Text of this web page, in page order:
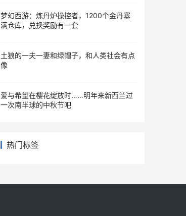
梦幻西游：炼丹炉操控者，1200个金丹塞
满仓库，兑换奖励有一套
土狼的一夫一妻和绿帽子，和人类社会有点
像
爱与希望在樱花绽放时……明年来新西兰过
一次南半球的中秋节吧
热门标签